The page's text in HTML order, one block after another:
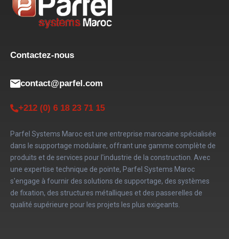
Contactez-nous
contact@parfel.com
+212 (0) 6 18 23 71 15
Parfel Systems Maroc est une entreprise marocaine spécialisée
dans le supportage modulaire, offrant une gamme complète de
produits et de services pour l'industrie de la construction. Avec
une expertise technique de pointe, Parfel Systems Maroc
s'engage à fournir des solutions de supportage, des systèmes
de fixation, des structures métalliques et des passerelles de
qualité supérieure pour les projets les plus exigeants.